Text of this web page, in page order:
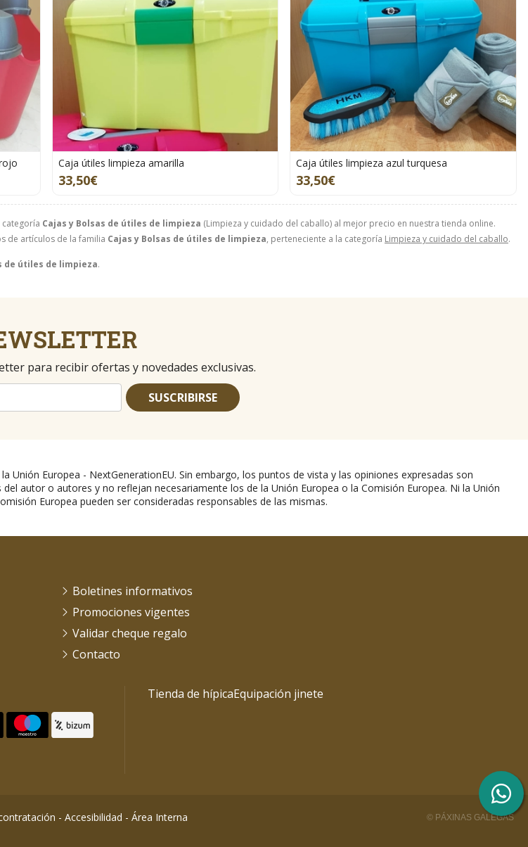
Cajas y Bolsas de útiles de limpieza (Limpieza y cuidado del caballo) al mejor precio en nuestra tienda online.
de artículos de la familia Cajas y Bolsas de útiles de limpieza, perteneciente a la categoría Limpieza y cuidado del caballo.
de útiles de limpieza.
Caja útiles limpieza amarilla
33,50€
Caja útiles limpieza azul turquesa
33,50€
para recibir ofertas y novedades exclusivas.
SUSCRIBIRSE
Unión Europea - NextGenerationEU. Sin embargo, los puntos de vista y las opiniones expresadas son
autor o autores y no reflejan necesariamente los de la Unión Europea o la Comisión Europea. Ni la Unión
Europea pueden ser consideradas responsables de las mismas.
Boletines informativos
Promociones vigentes
Validar cheque regalo
Contacto
Tienda de hípicaEquipación jinete
- Accesibilidad - Área Interna © PÁXINAS GALEGAS